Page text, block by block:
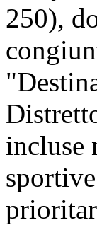
250),
incluse